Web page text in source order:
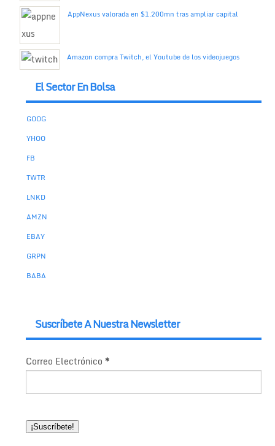
AppNexus valorada en $1.200mn tras ampliar capital
Amazon compra Twitch, el Youtube de los videojuegos
El Sector En Bolsa
GOOG
YHOO
FB
TWTR
LNKD
AMZN
EBAY
GRPN
BABA
Suscríbete A Nuestra Newsletter
Correo Electrónico *